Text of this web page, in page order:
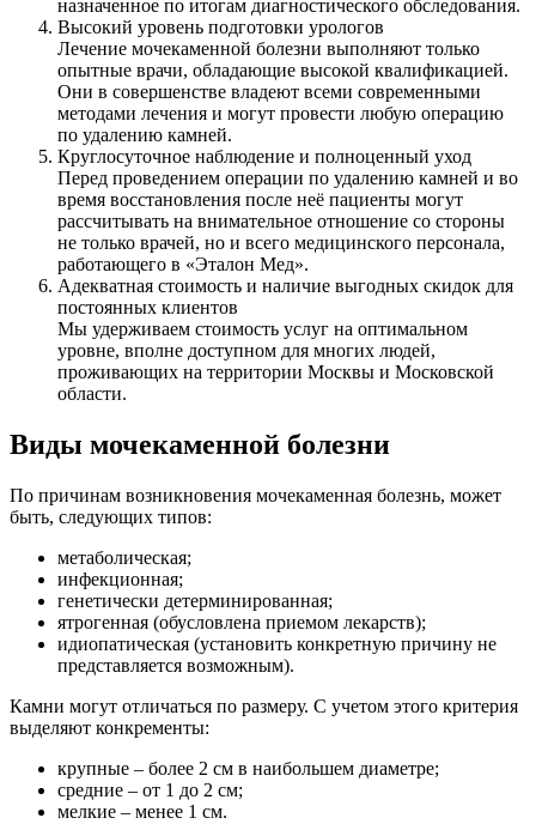
назначенное по итогам диагностического обследования.
Высокий уровень подготовки урологов
Лечение мочекаменной болезни выполняют только
опытные врачи, обладающие высокой квалификацией.
Они в совершенстве владеют всеми современными
методами лечения и могут провести любую операцию
по удалению камней.
Круглосуточное наблюдение и полноценный уход
Перед проведением операции по удалению камней и во
время восстановления после неё пациенты могут
рассчитывать на внимательное отношение со стороны
не только врачей, но и всего медицинского персонала,
работающего в «Эталон Мед».
Адекватная стоимость и наличие выгодных скидок для
постоянных клиентов
Мы удерживаем стоимость услуг на оптимальном
уровне, вполне доступном для многих людей,
проживающих на территории Москвы и Московской
области.
Виды мочекаменной болезни
По причинам возникновения мочекаменная болезнь, может
быть, следующих типов:
метаболическая;
инфекционная;
генетически детерминированная;
ятрогенная (обусловлена приемом лекарств);
идиопатическая (установить конкретную причину не
представляется возможным).
Камни могут отличаться по размеру. С учетом этого критерия
выделяют конкременты:
крупные – более 2 см в наибольшем диаметре;
средние – от 1 до 2 см;
мелкие – менее 1 см.